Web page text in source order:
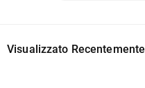
Visualizzato Recentemente